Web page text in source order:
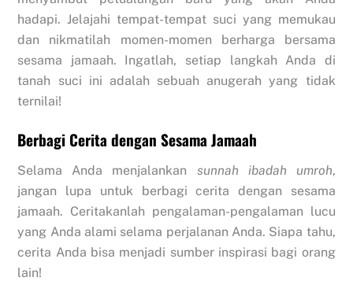
hadapi. Jelajahi tempat-tempat suci yang memukau
dan nikmatilah momen-momen berharga bersama
sesama jamaah. Ingatlah, setiap langkah Anda di
tanah suci ini adalah sebuah anugerah yang tidak
ternilai!
Berbagi Cerita dengan Sesama Jamaah
Selama Anda menjalankan sunnah ibadah umroh,
jangan lupa untuk berbagi cerita dengan sesama
jamaah. Ceritakanlah pengalaman-pengalaman lucu
yang Anda alami selama perjalanan Anda. Siapa tahu,
cerita Anda bisa menjadi sumber inspirasi bagi orang
lain!